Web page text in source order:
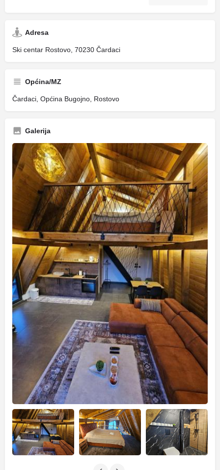
Adresa
Ski centar Rostovo, 70230 Čardaci
Općina/MZ
Čardaci, Općina Bugojno, Rostovo
Galerija